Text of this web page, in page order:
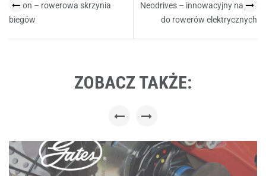
Pinion – rowerowa skrzynia
biegów
Neodrives – innowacyjny napęd
do rowerów elektrycznych
ZOBACZ TAKŻE: